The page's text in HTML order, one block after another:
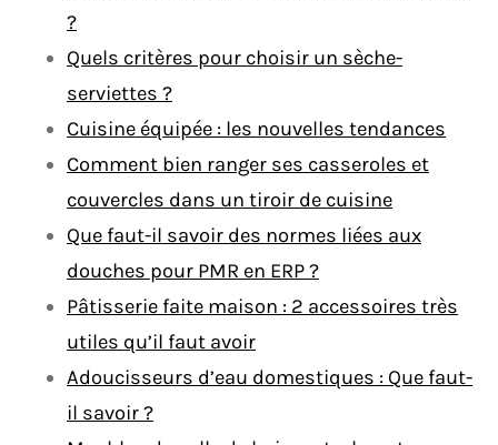
?
Quels critères pour choisir un sèche-
serviettes ?
Cuisine équipée : les nouvelles tendances
Comment bien ranger ses casseroles et
couvercles dans un tiroir de cuisine
Que faut-il savoir des normes liées aux
douches pour PMR en ERP ?
Pâtisserie faite maison : 2 accessoires très
utiles qu’il faut avoir
Adoucisseurs d’eau domestiques : Que faut-
il savoir ?